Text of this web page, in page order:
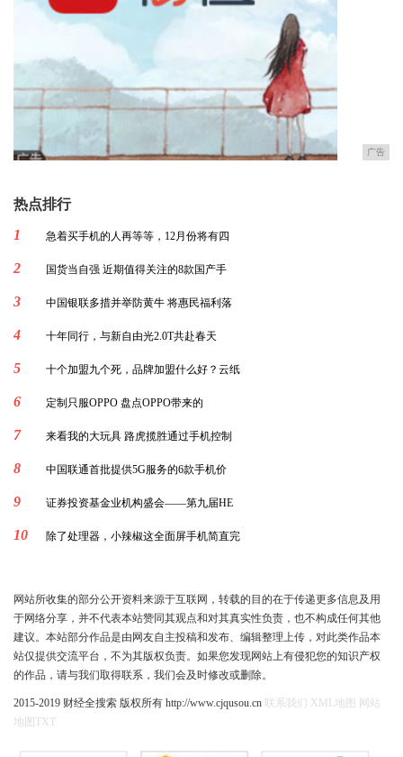
广告
热点排行
1
急着买手机的人再等等，12月份将有四
2 国货当自强 近期值得关注的8款国产手
3 中国银联多措并举防黄牛 将惠民福利落
4 十年同行，与新自由光2.0T共赴春天
5 十个加盟九个死，品牌加盟什么好？云纸
6 定制只服OPPO 盘点OPPO带来的
7 来看我的大玩具 路虎揽胜通过手机控制
8 中国联通首批提供5G服务的6款手机价
9 证券投资基金业机构盛会——第九届HE
10 除了处理器，小辣椒这全面屏手机简直完
网站所收集的部分公开资料来源于互联网，转载的目的在于传递更多信息及用
于网络分享，并不代表本站赞同其观点和对其真实性负责，也不构成任何其他
建议。本站部分作品是由网友自主投稿和发布、编辑整理上传，对此类作品本
站仅提供交流平台，不为其版权负责。如果您发现网站上有侵犯您的知识产权
的作品，请与我们取得联系，我们会及时修改或删除。
2015-2019 财经全搜索 版权所有 http://www.cjqusou.cn 联系我们 XML地图
网站
地图
TXT